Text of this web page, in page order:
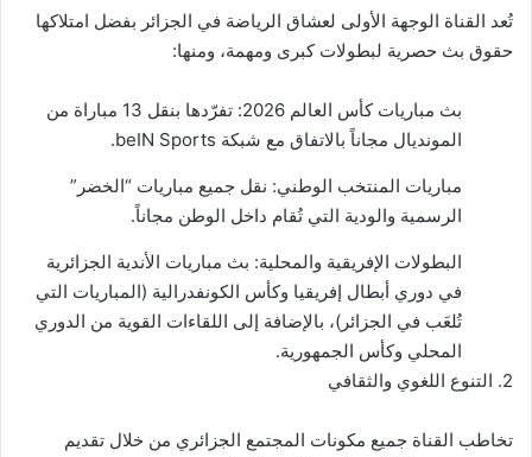
تُعد القناة الوجهة الأولى لعشاق الرياضة في الجزائر بفضل امتلاكها
حقوق بث حصرية لبطولات كبرى ومهمة، ومنها:
بث مباريات كأس العالم 2026: تفرّدها بنقل 13 مباراة من
المونديال مجاناً بالاتفاق مع شبكة beIN Sports.
مباريات المنتخب الوطني: نقل جميع مباريات “الخضر”
الرسمية والودية التي تُقام داخل الوطن مجاناً.
البطولات الإفريقية والمحلية: بث مباريات الأندية الجزائرية
في دوري أبطال إفريقيا وكأس الكونفدرالية (المباريات التي
تُلعَب في الجزائر)، بالإضافة إلى اللقاءات القوية من الدوري
المحلي وكأس الجمهورية.
2. التنوع اللغوي والثقافي
تخاطب القناة جميع مكونات المجتمع الجزائري من خلال تقديم